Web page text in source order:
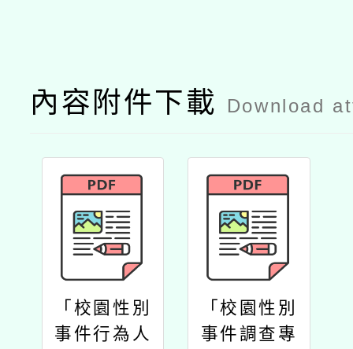
內容附件下載 Download
「校園性別
事件行為人
「校園性別
事件調查專